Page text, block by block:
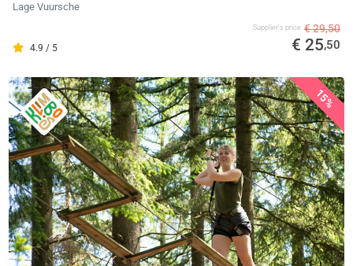
Lage Vuursche
4.9 / 5
Supplier's price € 29,50
€ 25,50
15%